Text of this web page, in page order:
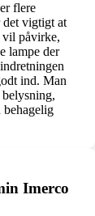
flere
det vigtigt at
vil påvirke,
lampe der
ind. Man
behagelig
Imerco